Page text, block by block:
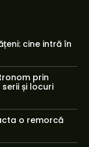
cine intră în
prin
și locuri
o remorcă